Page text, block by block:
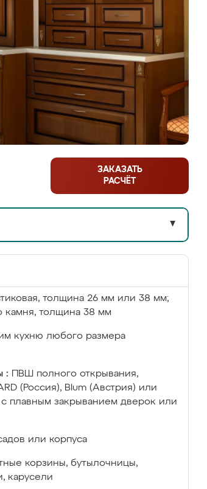
ЗАКАЗАТЬ
РАСЧЁТ
▼
толщина 26 мм или 38 мм;
камня, толщина 38 мм
кухню любого размера
:
ПВШ полного открывания,
(Россия), Blum (Австрия) или
плавным закрыванием дверок или
или корпуса
корзины, бутылочницы,
карусели